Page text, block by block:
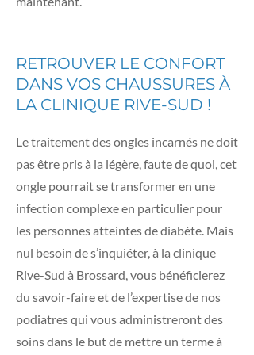
RETROUVER LE CONFORT
DANS VOS CHAUSSURES À
LA CLINIQUE RIVE-SUD !
Le traitement des ongles incarnés ne doit
pas être pris à la légère, faute de quoi, cet
ongle pourrait se transformer en une
infection complexe en particulier pour
les personnes atteintes de diabète. Mais
nul besoin de s’inquiéter, à la clinique
Rive-Sud à Brossard, vous bénéficierez
du savoir-faire et de l’expertise de nos
podiatres qui vous administreront des
soins dans le but de mettre un terme à